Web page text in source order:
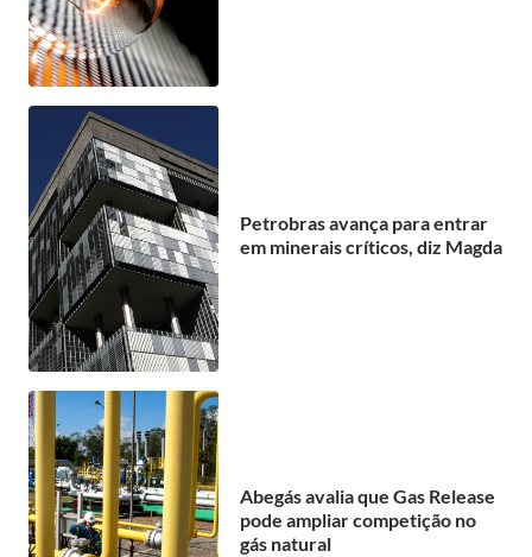
Petrobras avança para entrar
em minerais críticos, diz Magda
Abegás avalia que Gas Release
pode ampliar competição no
gás natural